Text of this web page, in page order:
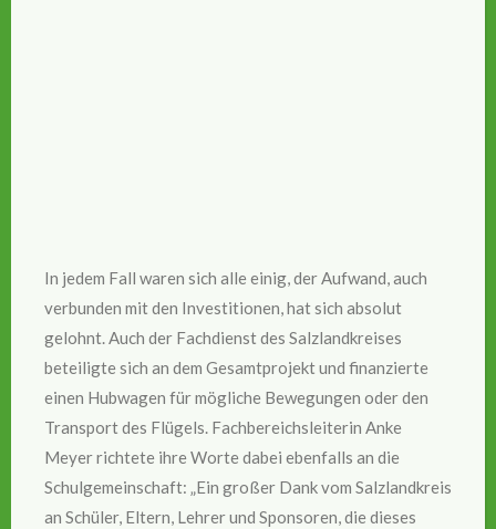
In jedem Fall waren sich alle einig, der Aufwand, auch
verbunden mit den Investitionen, hat sich absolut
gelohnt. Auch der Fachdienst des Salzlandkreises
beteiligte sich an dem Gesamtprojekt und finanzierte
einen Hubwagen für mögliche Bewegungen oder den
Transport des Flügels. Fachbereichsleiterin Anke
Meyer richtete ihre Worte dabei ebenfalls an die
Schulgemeinschaft: „Ein großer Dank vom Salzlandkreis
an Schüler, Eltern, Lehrer und Sponsoren, die dieses